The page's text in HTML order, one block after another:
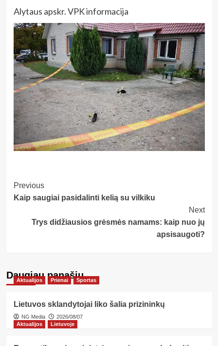
Alytaus apskr. VPK informacija
Post
Navigation
Previous
Kaip saugiai pasidalinti kelią su vilkiku
Next
Trys didžiausios grėsmės namams: kaip nuo jų
apsisaugoti?
Daugiau panašių…
Aktualijos Prienai Sportas
Lietuvos sklandytojai liko šalia prizininkų
NG Media
2026/08/07
Aktualijos
Lietuvoje